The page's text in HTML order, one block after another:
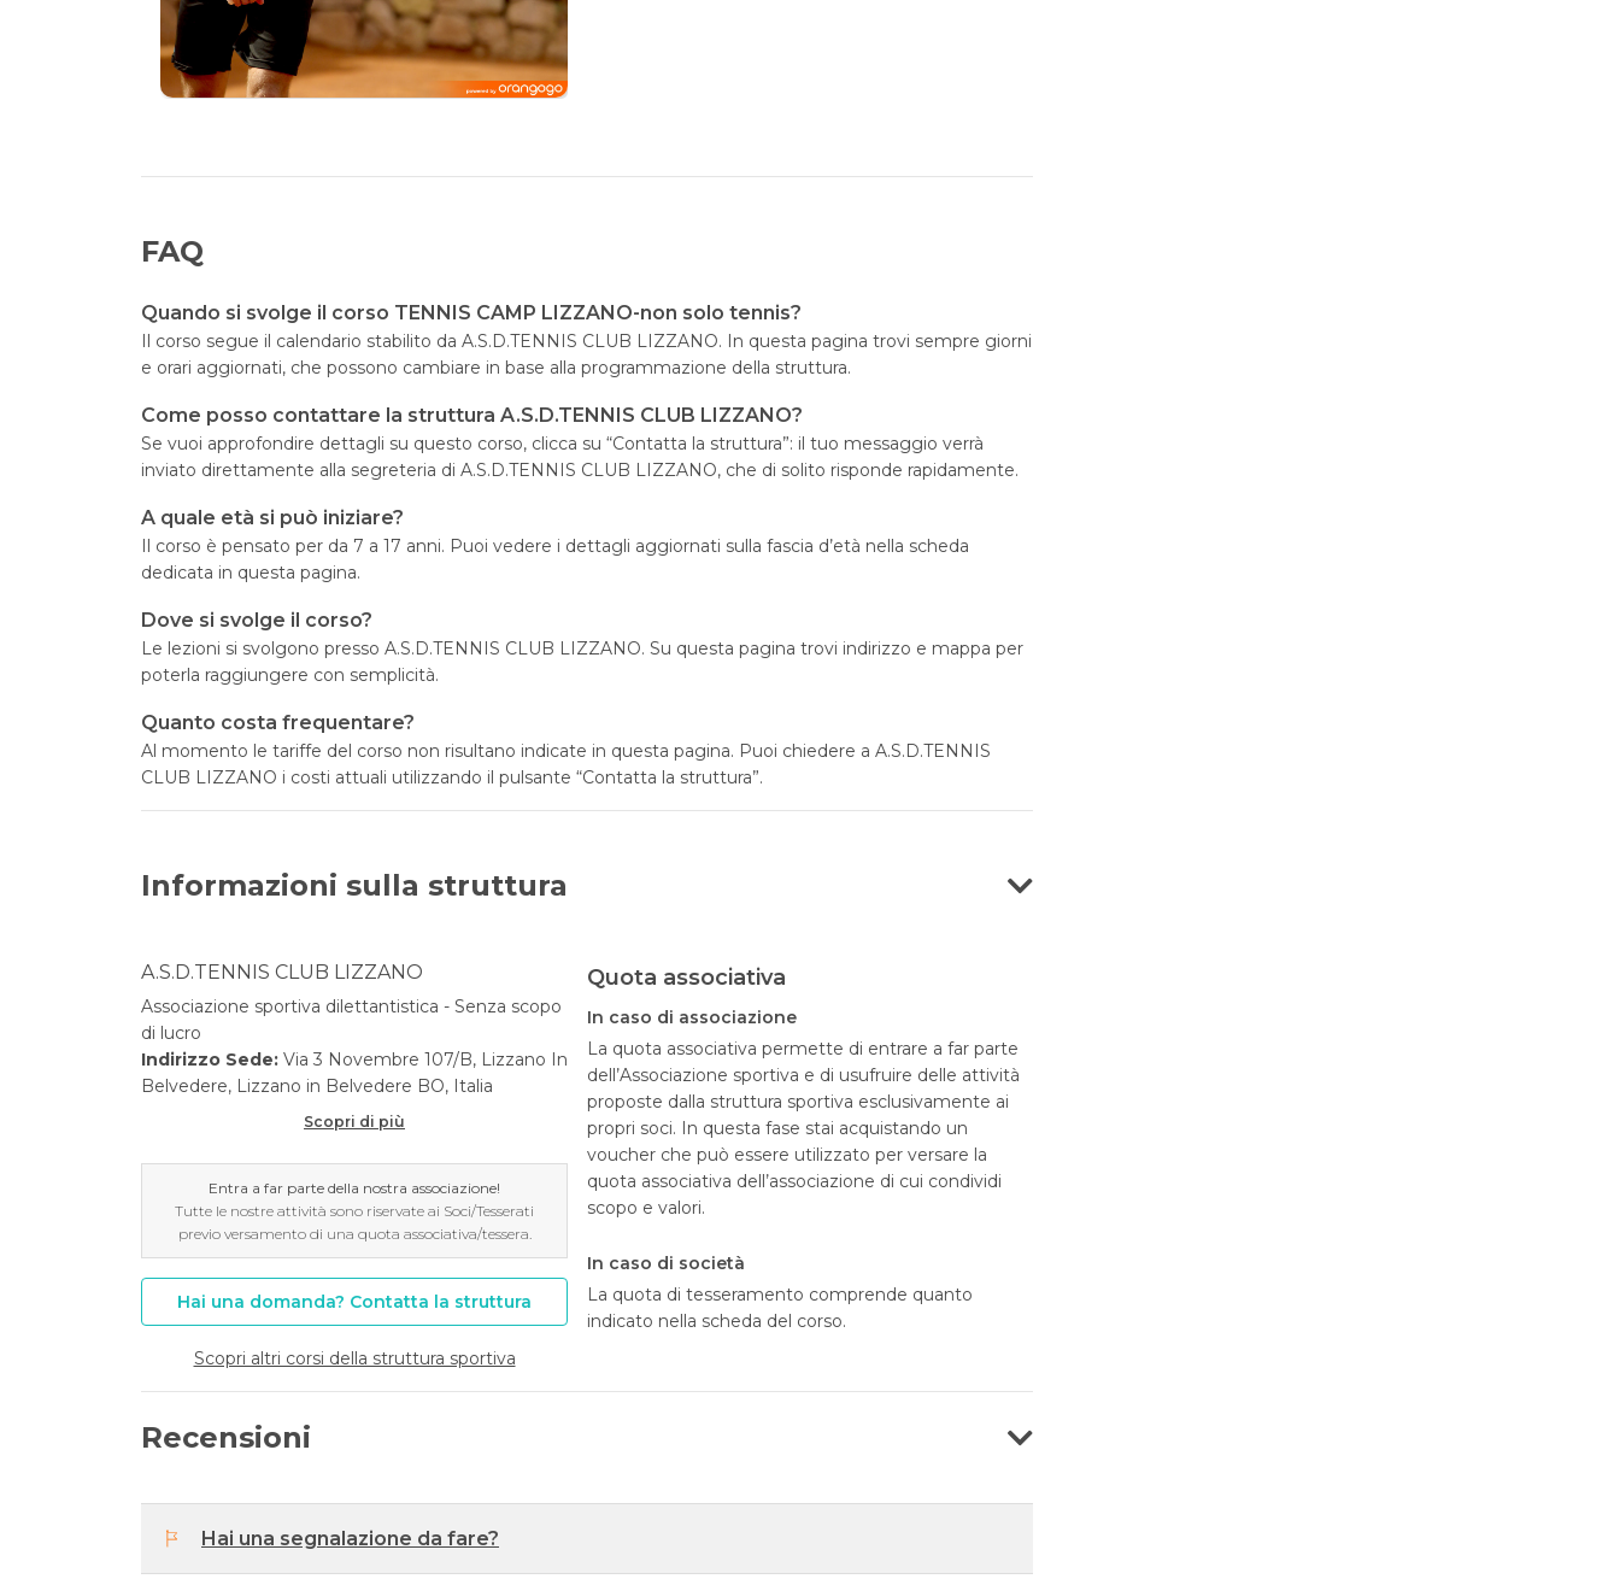
FAQ
Quando si svolge il corso TENNIS CAMP LIZZANO-non solo tennis?
Il corso segue il calendario stabilito da A.S.D.TENNIS CLUB LIZZANO. In questa pagina trovi sempre giorni
e orari aggiornati, che possono cambiare in base alla programmazione della struttura.
Come posso contattare la struttura A.S.D.TENNIS CLUB LIZZANO?
Se vuoi approfondire dettagli su questo corso, clicca su “Contatta la struttura”: il tuo messaggio verrà
inviato direttamente alla segreteria di A.S.D.TENNIS CLUB LIZZANO, che di solito risponde rapidamente.
A quale età si può iniziare?
Il corso è pensato per da 7 a 17 anni. Puoi vedere i dettagli aggiornati sulla fascia d’età nella scheda
dedicata in questa pagina.
Dove si svolge il corso?
Le lezioni si svolgono presso A.S.D.TENNIS CLUB LIZZANO. Su questa pagina trovi indirizzo e mappa per
poterla raggiungere con semplicità.
Quanto costa frequentare?
Al momento le tariffe del corso non risultano indicate in questa pagina. Puoi chiedere a A.S.D.TENNIS
CLUB LIZZANO i costi attuali utilizzando il pulsante “Contatta la struttura”.
Informazioni sulla struttura
A.S.D.TENNIS CLUB LIZZANO
Associazione sportiva dilettantistica - Senza scopo
di lucro
Indirizzo Sede: Via 3 Novembre 107/B, Lizzano In
Belvedere, Lizzano in Belvedere BO, Italia
Scopri di più
Entra a far parte della nostra associazione!
Tutte le nostre attività sono riservate ai Soci/Tesserati
previo versamento di una quota associativa/tessera.
Hai una domanda? Contatta la struttura
Scopri altri corsi della struttura sportiva
Quota associativa
In caso di associazione
La quota associativa permette di entrare a far parte
dell’Associazione sportiva e di usufruire delle attività
proposte dalla struttura sportiva esclusivamente ai
propri soci. In questa fase stai acquistando un
voucher che può essere utilizzato per versare la
quota associativa dell’associazione di cui condividi
scopo e valori.
In caso di società
La quota di tesseramento comprende quanto
indicato nella scheda del corso.
Recensioni
Hai una segnalazione da fare?